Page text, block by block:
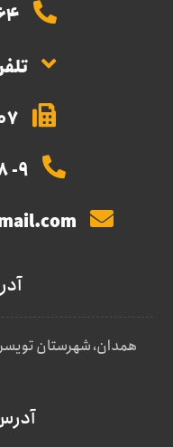
9- 081-34737708
همدان، شهرستان